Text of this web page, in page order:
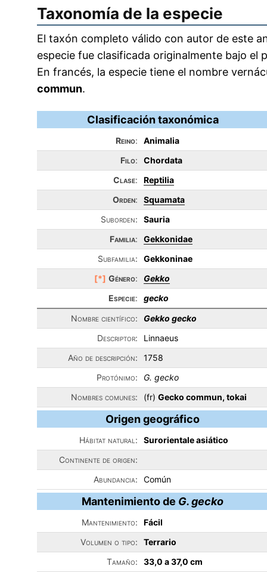
Taxonomía de la especie
El taxón completo válido con autor de este
especie fue clasificada originalmente bajo el
En francés, la especie tiene el nombre
commun.
Clasificación taxonómica
Reino:
Animalia
Filo:
Chordata
Clase:
Reptilia
Orden:
Squamata
Suborden:
Sauria
Familia:
Gekkonidae
Subfamilia:
Gekkoninae
[*] Género:
Gekko
Especie:
gecko
Nombre científico:
Gekko gecko
Descriptor:
Linnaeus
Año de descripción:
1758
Protónimo:
G. gecko
Nombres comunes:
(fr) Gecko commun, tokai
Origen geográfico
Hábitat natural:
Surorientale asiático
Continente de origen:
Abundancia:
Común
Mantenimiento de G. gecko
Mantenimiento:
Fácil
Volumen o tipo:
Terrario
Tamaño:
33,0 a 37,0 cm